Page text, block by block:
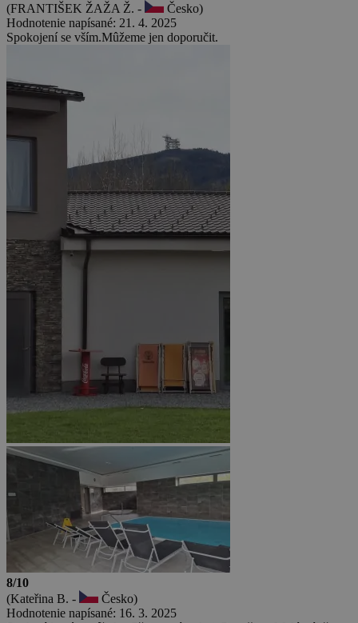
(FRANTIŠEK ŽAŽA Ž. -
Česko)
Hodnotenie napísané: 21. 4. 2025
Spokojení se vším.Mûžeme jen doporučit.
8/10
(Kateřina B. -
Česko)
Hodnotenie napísané: 16. 3. 2025